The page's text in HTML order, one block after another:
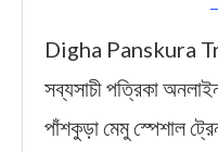
Digha Panskura
সব্যসাচী পত্রিকা
পাঁশকুড়া মেমু স্পেশাল